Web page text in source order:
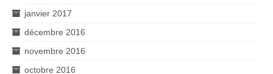
janvier 2017
décembre 2016
novembre 2016
octobre 2016